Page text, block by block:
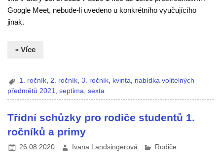
Google Meet, nebude-li uvedeno u konkrétního vyučujícího
jinak.
» Více
1. ročník,2. ročník,3. ročník, kvinta, nabídka volitelných
předmětů 2021
,septima ,sexta
Třídní schůzky pro rodiče studentů 1.
ročníků a primy
26.08.2020 Ivana Landsingerová Rodiče